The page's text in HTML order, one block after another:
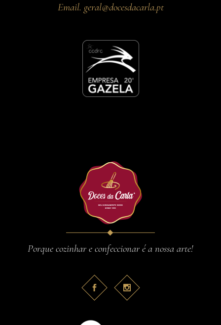
Email. geral@docesdacarla.pt
Porque cozinhar e confeccionar é a nossa arte!